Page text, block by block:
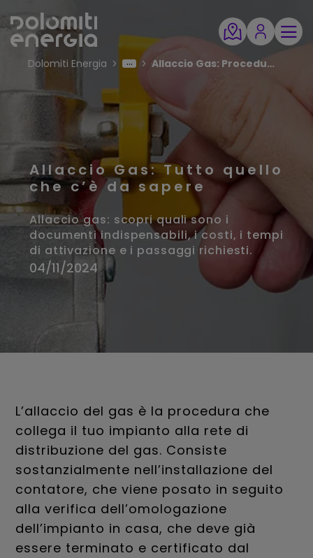
Dolomiti Energia Allaccio Gas: Procedura di richiesta e tempistiche
Allaccio Gas: Tutto quello
che c’è da sapere
Allaccio gas: scopri quali sono i
documenti indispensabili, i costi, i tempi
di attivazione e i passaggi richiesti.
04/11/2024
L’allaccio del gas è la procedura che
collega il tuo impianto alla rete di
distribuzione del gas. Consiste
sostanzialmente nell’installazione del
contatore, che viene posato in seguito
alla verifica dell’omologazione
dell’impianto in casa, che deve già
essere terminato e certificato dal